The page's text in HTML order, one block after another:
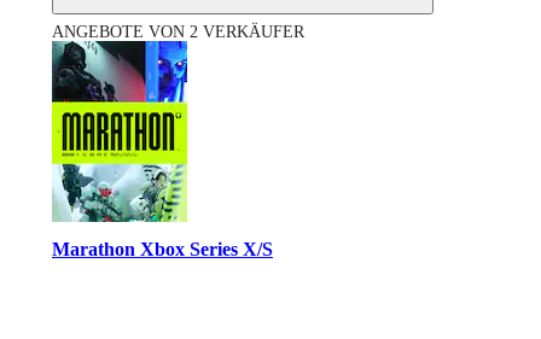
ANGEBOTE VON 2 VERKÄUFER
Marathon Xbox Series X/S